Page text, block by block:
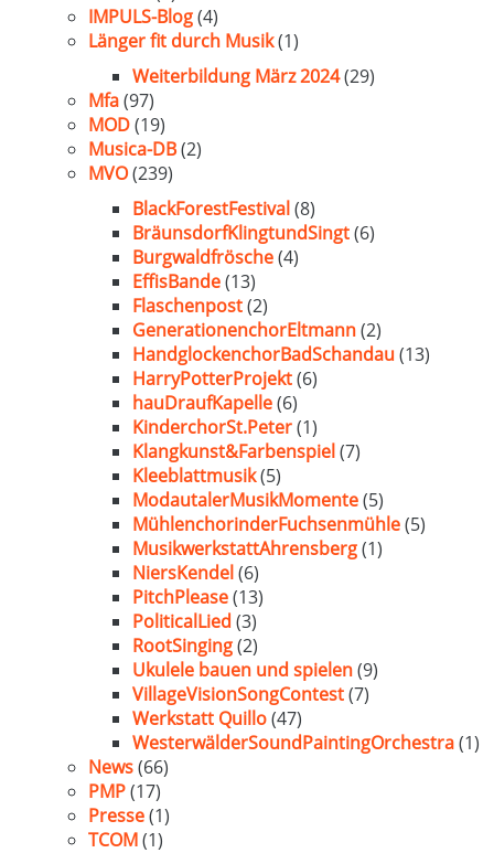
IMPULS-Blog(4)
Länger fit durch Musik(1)
Weiterbildung März 2024(29)
Mfa(97)
MOD(19)
Musica-DB(2)
MVO(239)
BlackForestFestival(8)
BräunsdorfKlingtundSingt(6)
Burgwaldfrösche(4)
EffisBande(13)
Flaschenpost(2)
GenerationenchorEltmann(2)
HandglockenchorBadSchandau(13)
HarryPotterProjekt(6)
hauDraufKapelle(6)
KinderchorSt.Peter(1)
Klangkunst&Farbenspiel(7)
Kleeblattmusik(5)
ModautalerMusikMomente(5)
MühlenchorinderFuchsenmühle(5)
MusikwerkstattAhrensberg(1)
NiersKendel(6)
PitchPlease(13)
PoliticalLied (3)
RootSinging(2)
Ukulele bauen und spielen(9)
VillageVisionSongContest(7)
Werkstatt Quillo(47)
WesterwälderSoundPaintingOrchestra(1)
News(66)
PMP(17)
Presse(1)
TCOM(1)